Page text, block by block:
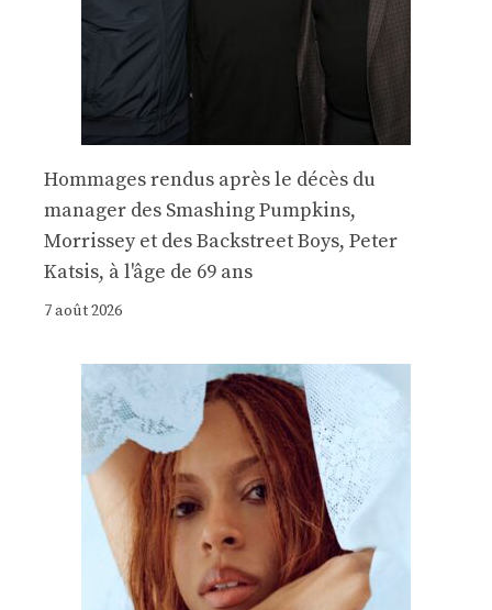
Hommages rendus après le décès du
manager des Smashing Pumpkins,
Morrissey et des Backstreet Boys, Peter
Katsis, à l'âge de 69 ans
7 août 2026